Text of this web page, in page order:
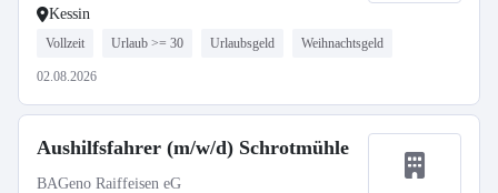
Kessin
Vollzeit Urlaub >= 30 Urlaubsgeld Weihnachtsgeld
02.08.2026
Aushilfsfahrer (m/w/d) Schrotmühle
BAGeno Raiffeisen eG